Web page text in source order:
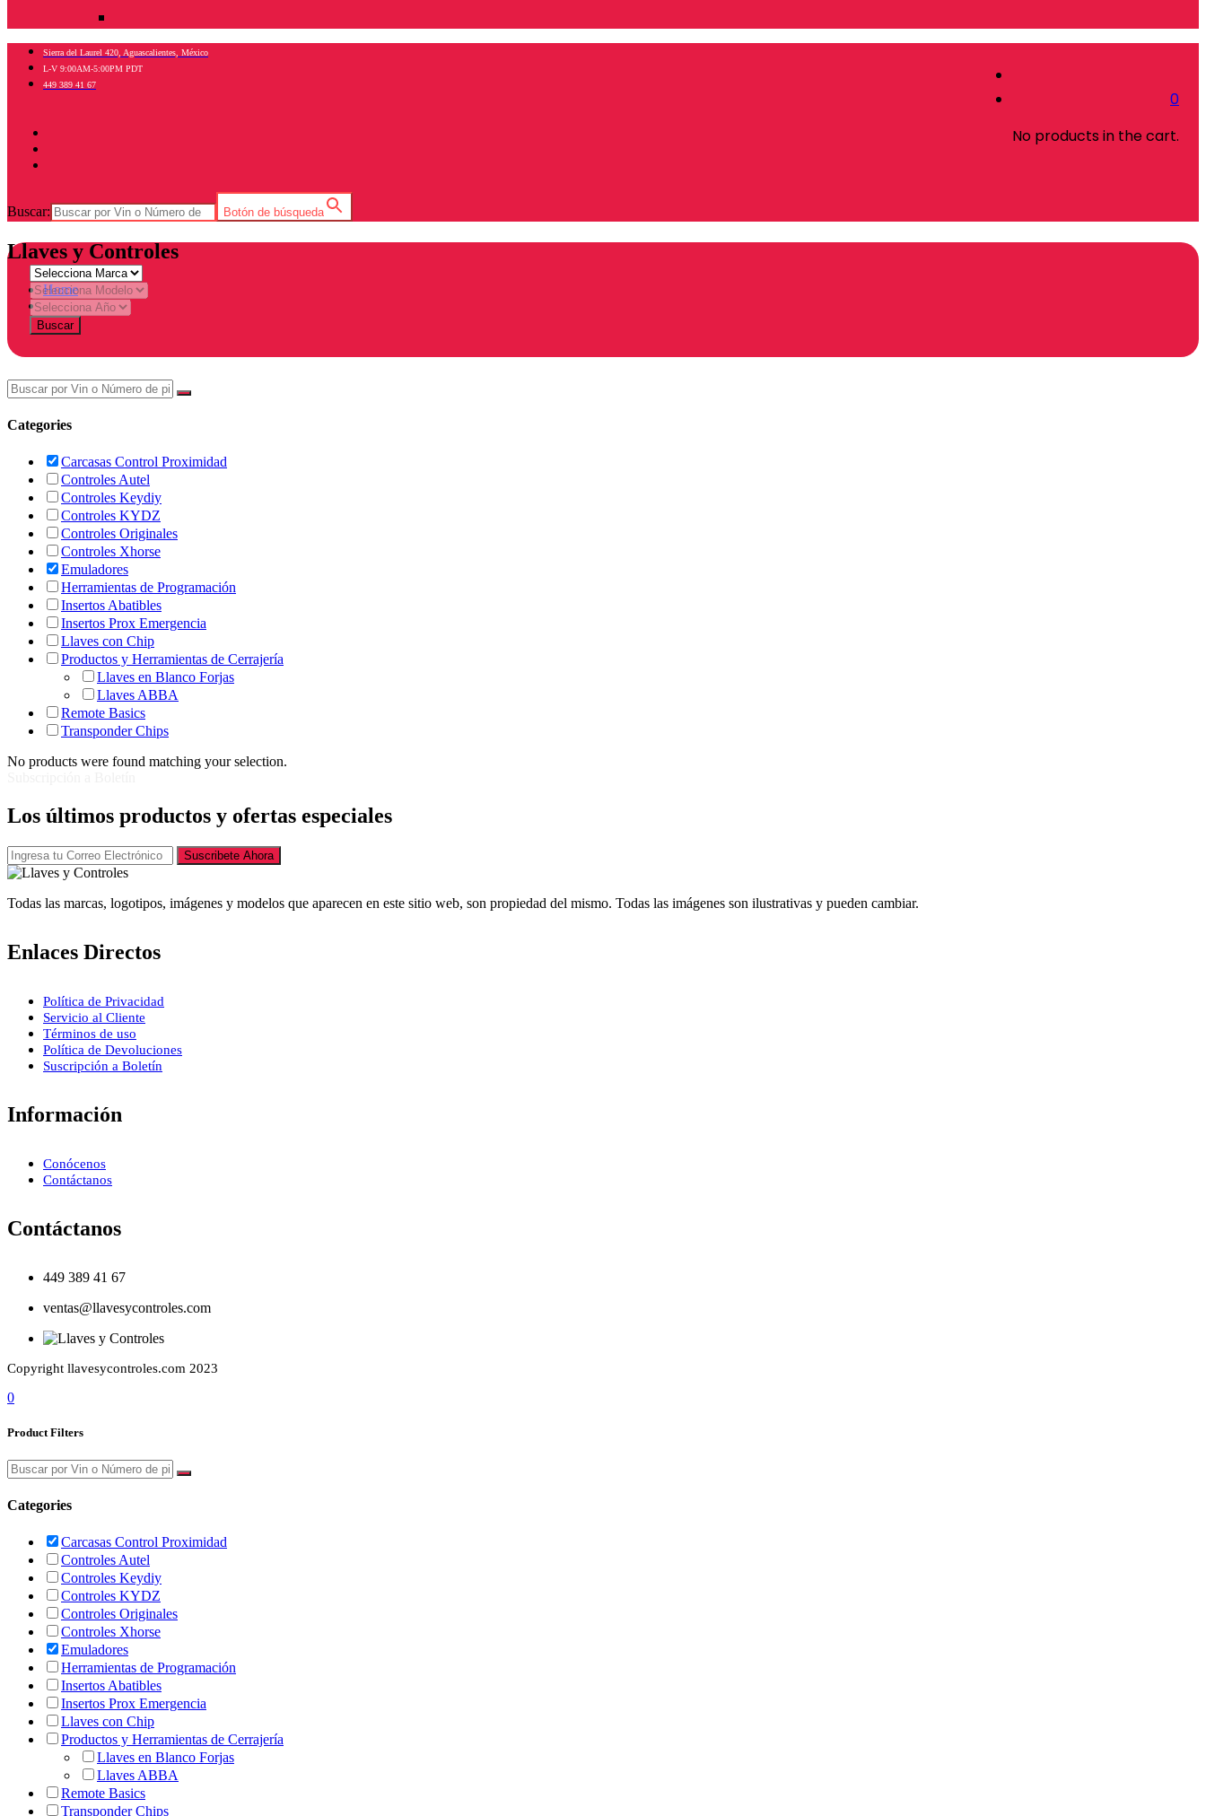
0
No products in the cart.
Sierra del Laurel 420, Aguascalientes, México
L-V 9:00AM-5:00PM PDT
449 389 41 67
Buscar: Botón de búsqueda
Llaves y Controles
Home
Tienda
Buscar
Categories
Carcasas Control Proximidad
Controles Autel
Controles Keydiy
Controles KYDZ
Controles Originales
Controles Xhorse
Emuladores
Herramientas de Programación
Insertos Abatibles
Insertos Prox Emergencia
Llaves con Chip
Productos y Herramientas de Cerrajería
Llaves en Blanco Forjas
Llaves ABBA
Remote Basics
Transponder Chips
No products were found matching your selection.
Los últimos productos y ofertas especiales
Suscribete Ahora
Todas las marcas, logotipos, imágenes y modelos que aparecen en este sitio web, son propiedad del mismo. Todas las imágenes son ilustrativas y pueden cambiar.
Enlaces Directos
Política de Privacidad
Servicio al Cliente
Términos de uso
Política de Devoluciones
Suscripción a Boletín
Información
Conócenos
Contáctanos
Contáctanos
449 389 41 67
ventas@llavesycontroles.com
Copyright llavesycontroles.com 2023
0
Product Filters
Categories
Carcasas Control Proximidad
Controles Autel
Controles Keydiy
Controles KYDZ
Controles Originales
Controles Xhorse
Emuladores
Herramientas de Programación
Insertos Abatibles
Insertos Prox Emergencia
Llaves con Chip
Productos y Herramientas de Cerrajería
Llaves en Blanco Forjas
Llaves ABBA
Remote Basics
Transponder Chips